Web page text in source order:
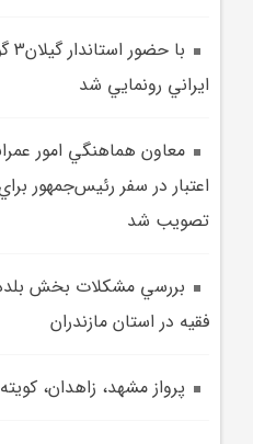
ايراني رونمايي شد
اعتبار در سفر رئيس‌جمهور
تصويب شد
بررسي مشکلات بخش بلده
فقيه در استان مازندران
پرواز مشهد، زاهدان،